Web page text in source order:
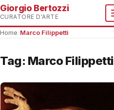
Giorgio Bertozzi
CURATORE D'ARTE
Home Marco Filippetti
Tag: Marco Filippetti